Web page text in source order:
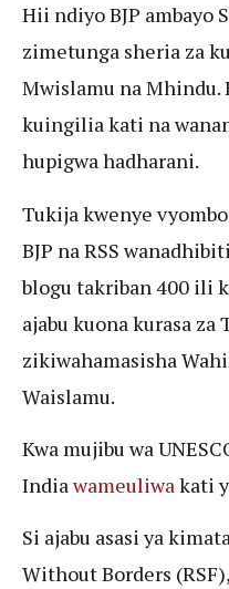
Hii ndiyo BJP ambayo
zimetunga sheria za
Mwislamu na Mhindu.
kuingilia kati na
hupigwa hadharani.
Tukija kwenye
BJP na RSS
blogu takriban 400 ili
ajabu kuona kurasa
zikiwahamasisha
Waislamu.
Kwa mujibu wa
Indiawameuliwakati
Si ajabu asasi ya
Without Borders